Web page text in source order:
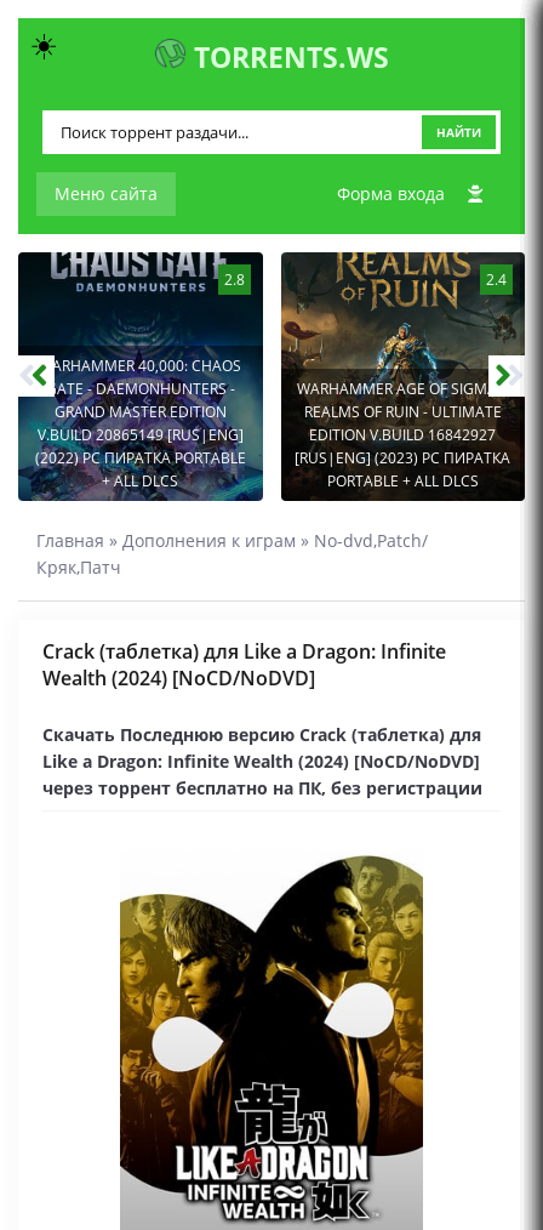
TORRENTS.WS
Меню сайта
НАЙТИ
Форма входа
2.8
WARHAMMER 40,000: CHAOS
GATE - DAEMONHUNTERS -
GRAND MASTER EDITION
V.BUILD 20865149 [RUS|ENG]
(2022) PC ПИРАТКА PORTABLE
+ ALL DLCS
2.4
WARHAMMER AGE OF SIGMAR:
REALMS OF RUIN - ULTIMATE
EDITION V.BUILD 16842927
[RUS|ENG] (2023) PC ПИРАТКА
PORTABLE + ALL DLCS
Главная » Дополнения к играм » No-dvd,Patch/
Кряк,Патч
Crack (таблетка) для Like a Dragon: Infinite
Wealth (2024) [NoCD/NoDVD]
Скачать Последнюю версию Crack (таблетка) для
Like a Dragon: Infinite Wealth (2024) [NoCD/NoDVD]
через торрент бесплатно на ПК, без регистрации
☀️